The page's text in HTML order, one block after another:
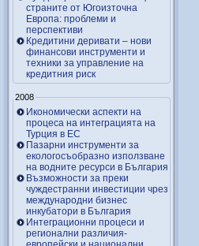
страните от Югоизточна
Европа: проблеми и
перспективи
Кредитини деривати – нови
финансови инструменти и
техники за управление на
кредитния риск
2008
Икономически аспекти на
процеса на интеграцията на
Турция в ЕС
Пазарни инструменти за
екологосъобразно използване
на водните ресурси в България
Възможности за преки
чуждестранни инвестиции чрез
международни бизнес
инкубатори в България
Интеграционни процеси и
регионални различия-